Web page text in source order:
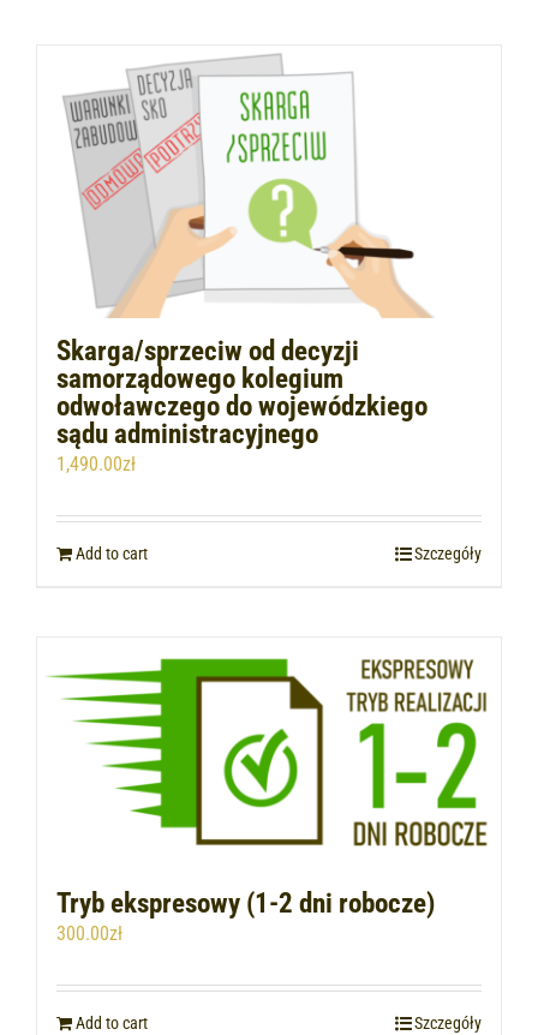
Skarga/sprzeciw od decyzji
samorządowego kolegium
odwoławczego do wojewódzkiego
sądu administracyjnego
1,490.00zł
Add to cart Szczegóły
Tryb ekspresowy (1-2 dni robocze)
300.00zł
Add to cart Szczegóły